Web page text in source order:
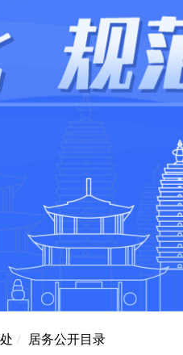
/ 居务公开目录